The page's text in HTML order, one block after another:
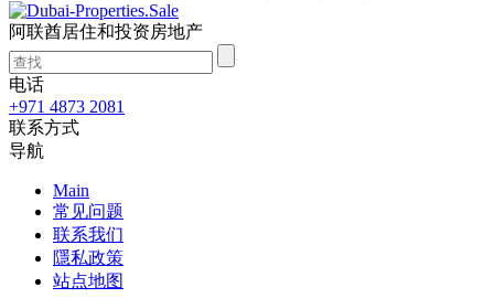
阿联酋居住和投资房地产
电话
+971 4873 2081
联系方式
导航
Main
常见问题
联系我们
隱私政策
站点地图